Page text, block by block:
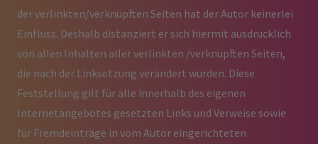
der verlinkten/verknüpften Seiten hat der Autor keinerlei
Einfluss. Deshalb distanziert er sich hiermit ausdrücklich
von allen Inhalten aller verlinkten /verknüpften Seiten,
die nach der Linksetzung verändert wurden. Diese
Feststellung gilt für alle innerhalb des eigenen
Internetangebotes gesetzten Links und Verweise sowie
für Fremdeinträge in vom Autor eingerichteten